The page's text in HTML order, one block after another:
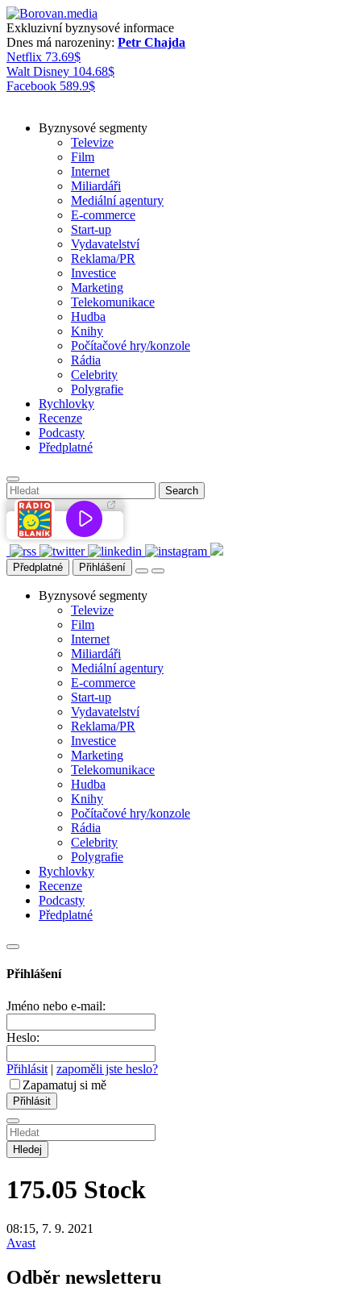
Exkluzivní byznysové informace
Dnes má narozeniny: Petr Chajda
Netflix 73.69$
Walt Disney 104.68$
Facebook 589.9$
Byznysové segmenty
Televize
Film
Internet
Miliardáři
Mediální agentury
E-commerce
Start-up
Vydavatelství
Reklama/PR
Investice
Marketing
Telekomunikace
Hudba
Knihy
Počítačové hry/konzole
Rádia
Celebrity
Polygrafie
Rychlovky
Recenze
Podcasty
Předplatné
Předplatné Přihlášení
Byznysové segmenty
Televize
Film
Internet
Miliardáři
Mediální agentury
E-commerce
Start-up
Vydavatelství
Reklama/PR
Investice
Marketing
Telekomunikace
Hudba
Knihy
Počítačové hry/konzole
Rádia
Celebrity
Polygrafie
Rychlovky
Recenze
Podcasty
Předplatné
Přihlášení
Jméno nebo e-mail:
Heslo:
Přihlásit | zapoměli jste heslo?
Zapamatuj si mě
Hledej
175.05 Stock
08:15, 7. 9. 2021
Avast
Odběr newsletteru